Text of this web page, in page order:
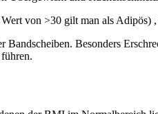
von >30 gilt man als Adipös)
Besonders